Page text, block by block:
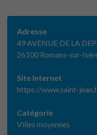
Adresse
49 AVENUE DE LA
26100 Romans-sur-
Site Internet
https://www.saint-
Catégorie
Villes moyennes